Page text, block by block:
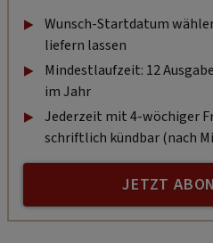
Wunsch-Startdatum
liefern lassen
Mindestlaufzeit: 12
im Jahr
Jederzeit mit 4-wöchiger
schriftlich kündbar (nach
JETZT